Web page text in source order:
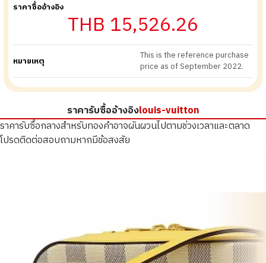
ราคาซื้ออ้างอิง
THB 15,526.26
หมายเหตุ
This is the reference purchase
price as of September 2022.
ราคารับซื้ออ้างอิงlouis-vuitton
ราคารับซื้อกลางสำหรับทองคำอาจผันผวนไปตามช่วงเวลาและตลาด
โปรดติดต่อสอบถามหากมีข้อสงสัย